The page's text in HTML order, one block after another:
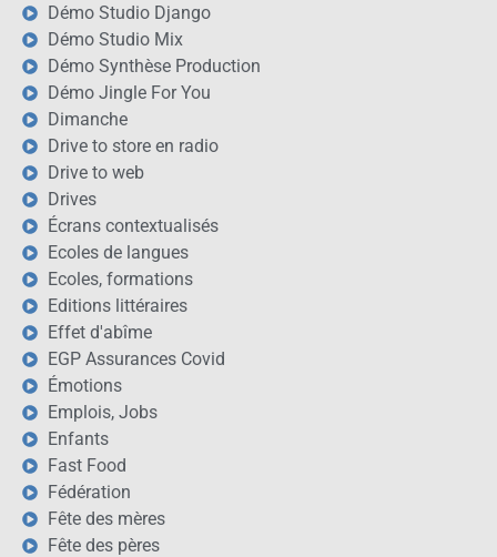
Démo Studio Django
Démo Studio Mix
Démo Synthèse Production
Démo Jingle For You
Dimanche
Drive to store en radio
Drive to web
Drives
Écrans contextualisés
Ecoles de langues
Ecoles, formations
Editions littéraires
Effet d'abîme
EGP Assurances Covid
Émotions
Emplois, Jobs
Enfants
Fast Food
Fédération
Fête des mères
Fête des pères